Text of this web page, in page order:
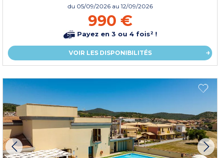
du 05/09/2026 au 12/09/2026
990 €
Payez en 3 ou 4 fois² !
VOIR LES DISPONIBILITÉS